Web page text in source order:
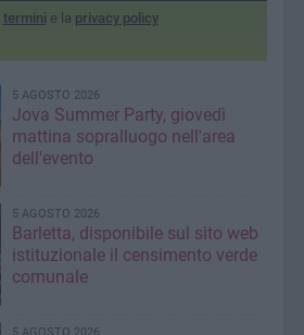
termini e la privacy policy
5 AGOSTO 2026
Jova Summer Party, giovedì
mattina sopralluogo nell'area
dell'evento
5 AGOSTO 2026
Barletta, disponibile sul sito web
istituzionale il censimento verde
comunale